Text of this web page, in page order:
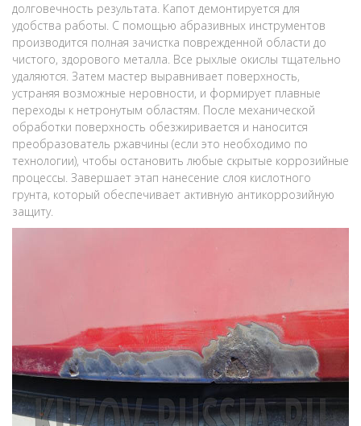
долговечность результата. Капот демонтируется для
удобства работы. С помощью абразивных инструментов
производится полная зачистка поврежденной области до
чистого, здорового металла. Все рыхлые окислы тщательно
удаляются. Затем мастер выравнивает поверхность,
устраняя возможные неровности, и формирует плавные
переходы к нетронутым областям. После механической
обработки поверхность обезжиривается и наносится
преобразователь ржавчины (если это необходимо по
технологии), чтобы остановить любые скрытые коррозийные
процессы. Завершает этап нанесение слоя кислотного
грунта, который обеспечивает активную антикоррозийную
защиту.